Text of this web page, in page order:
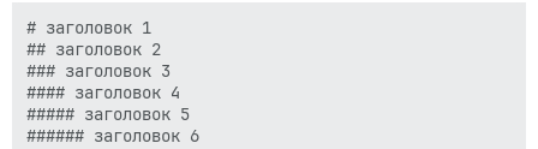
# заголовок 1
## заголовок 2
### заголовок 3
#### заголовок 4
##### заголовок 5